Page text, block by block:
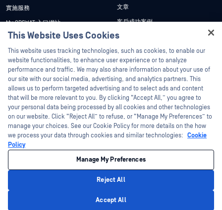
實施服務
My OPSWAT 入口網站
技術檔案
訓練
漏洞通報計畫
合作夥伴
認證
技術合作夥伴
管道合作夥伴計劃
文章
客戶成功案例
新聞稿
新聞報導
網路研討會
產品型錄
白皮書
免費工具
©2026OPSWAT . 保留所有權利。OPSWAT、MetaDefender、Metascan、
MetaAccess、OPSWAT 、Trust no File. Trust No Device.、OPSWAT 、Protecting the
World's Critical Infrastructure、Deep CDR™ Technology、InQuest、InQuest標誌、
DFI、RetroHunt、Deep File Inspection 及 Join the Hunt 均為OPSWAT 之商標。第三
管理 Cookie 偏好
This Website Uses Cookies
This website uses tracking technologies, such as cookies, to enable our
website functionalities, to enhance user experience or to analyze
performance and traffic. We may also share information about your use of
our site with our social media, advertising, and analytics partners. This
allows us to perform targeted advertising and to select ads and content
that will be more relevant to you. By clicking “Accept All,” you agree to
your personal data being processed by all cookies and other technologies
on our website. Click “Reject All” to refuse, or “Manage My Preferences” to
manage your choices. See our Cookie Policy for more details on the how
we process your data through cookies and similar technologies: Cookie
Policy
Manage My Preferences
Reject All
Accept All
Hey there!
I'm Ozzy, your OPSWAT virtual assistant.
How can I help you secure what's critical
today?